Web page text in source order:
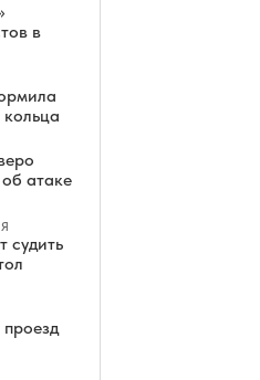
в
кольца
атаке
судить